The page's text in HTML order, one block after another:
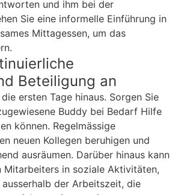
und ihm bei der
Sie eine informelle Einführung in
Mittagessen, um das
Beteiligung an
ersten Tage hinaus. Sorgen Sie
Buddy bei Bedarf Hilfe
können. Regelmässige
neuen Kollegen beruhigen und
ausräumen. Darüber hinaus kann
Mitarbeiters in soziale Aktivitäten,
der Arbeitszeit, die